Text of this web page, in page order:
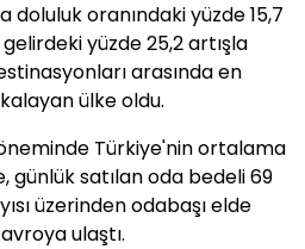
doluluk oranındaki yüzde 15,7
yüzde 25,2 artışla
arasında en
ülke oldu.
Türkiye'nin ortalama
günlük satılan oda bedeli 69
üzerinden odabaşı elde
ulaştı.